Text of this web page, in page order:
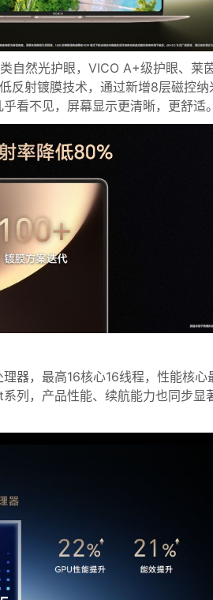
自然光护眼，VICO A+级护眼、莱
反射镀膜技术，通过新增8层磁控纳
看不见，屏幕显示更清晰，更舒适
器，最高16核心16线程，性能核心
列，产品性能、续航能力也同步显